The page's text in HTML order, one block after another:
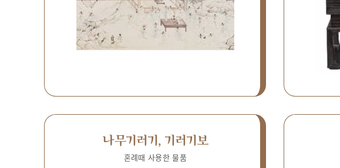
나무기러기, 기러기보
혼례때 사용한 물품